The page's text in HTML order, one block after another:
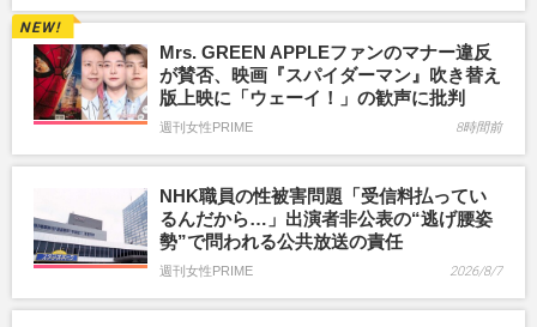
Mrs. GREEN APPLEファンのマナー違反
が賛否、映画『スパイダーマン』吹き替え
版上映に「ウェーイ！」の歓声に批判
週刊女性PRIME 8時間前
NHK職員の性被害問題「受信料払ってい
るんだから…」出演者非公表の“逃げ腰姿
勢”で問われる公共放送の責任
週刊女性PRIME 2026/8/7